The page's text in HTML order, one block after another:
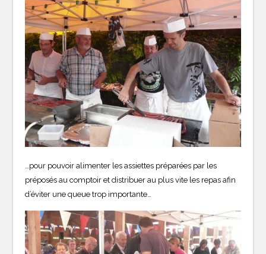
…pour pouvoir alimenter les assiettes préparées par les
préposés au comptoir et distribuer au plus vite les repas afin
d’éviter une queue trop importante…